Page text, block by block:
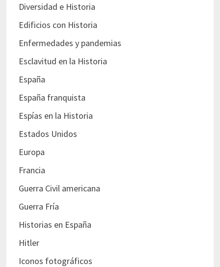
Diversidad e Historia
Edificios con Historia
Enfermedades y pandemias
Esclavitud en la Historia
España
España franquista
Espías en la Historia
Estados Unidos
Europa
Francia
Guerra Civil americana
Guerra Fría
Historias en España
Hitler
Iconos fotográficos